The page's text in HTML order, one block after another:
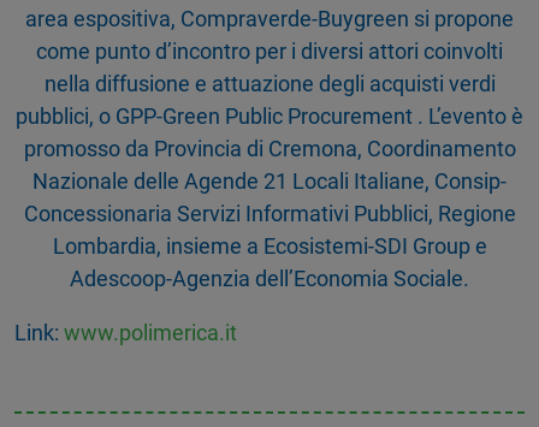
area espositiva, Compraverde-Buygreen si propone
come punto d’incontro per i diversi attori coinvolti
nella diffusione e attuazione degli acquisti verdi
pubblici, o GPP-Green Public Procurement . L’evento è
promosso da Provincia di Cremona, Coordinamento
Nazionale delle Agende 21 Locali Italiane, Consip-
Concessionaria Servizi Informativi Pubblici, Regione
Lombardia, insieme a Ecosistemi-SDI Group e
Adescoop-Agenzia dell’Economia Sociale.
Link: www.polimerica.it